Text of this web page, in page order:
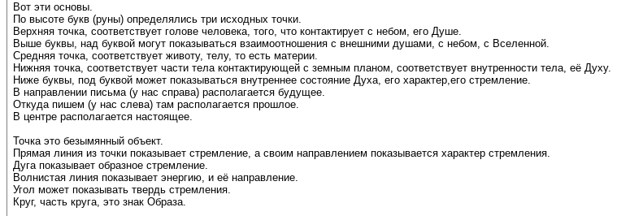
Вот эти основы.
По высоте букв (руны) определялись три исходных точки.
Верхняя точка, соответствует голове человека, того, что контактирует с небом, его Душе.
Выше буквы, над буквой могут показываться взаимоотношения с внешними душами, с небом, с Вселенной.
Средняя точка, соответствует животу, телу, то есть материи.
Нижняя точка, соответствует части тела контактирующей с земным планом, соответствует внутренности тела, её Духу.
Ниже буквы, под буквой может показываться внутреннее состояние Духа, его характер,его стремление.
В направлении письма (у нас справа) располагается будущее.
Откуда пишем (у нас слева) там располагается прошлое.
В центре располагается настоящее.
Точка это безымянный объект.
Прямая линия из точки показывает стремление, а своим направлением показывается характер стремления.
Дуга показывает образное стремление.
Волнистая линия показывает энергию, и её направление.
Угол может показывать твердь стремления.
Круг, часть круга, это знак Образа.